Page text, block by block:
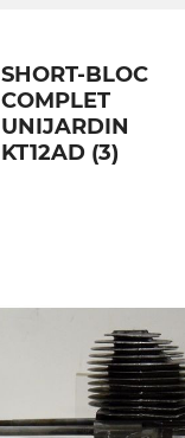
SHORT-BLOC
COMPLET
UNIJARDIN
KT12AD (3)